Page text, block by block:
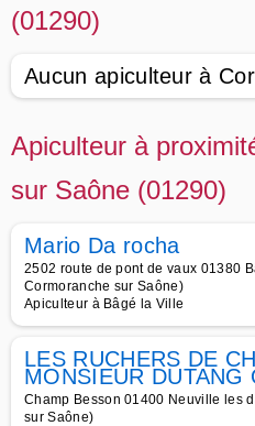
(01290)
Aucun apiculteur à
Apiculteur à
sur Saône (01290)
Mario Da rocha
2502 route de pont de vaux 01380
Cormoranche sur Saône)
Apiculteur à Bâgé la Ville
LES RUCHERS DE
MONSIEUR DUTANG
Champ Besson 01400 Neuville les
sur Saône)